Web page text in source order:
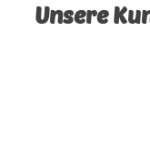
Unsere